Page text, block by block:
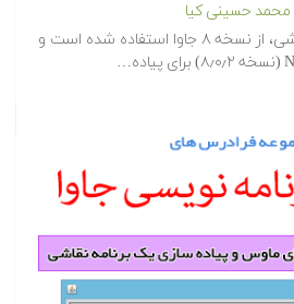
محمد حسینی کیا
در این مجموعه آموزشی، از نسخه ۸ جاوا استفاده شده است و